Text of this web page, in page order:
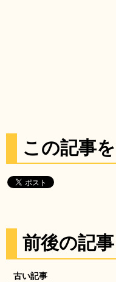
この記事
前後の記事
古い記事